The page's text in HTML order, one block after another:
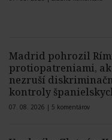
Madrid pohrozil
protiopatreniami, ak
nezruší
kontroly
07. 08. 2026 | 5 komentárov